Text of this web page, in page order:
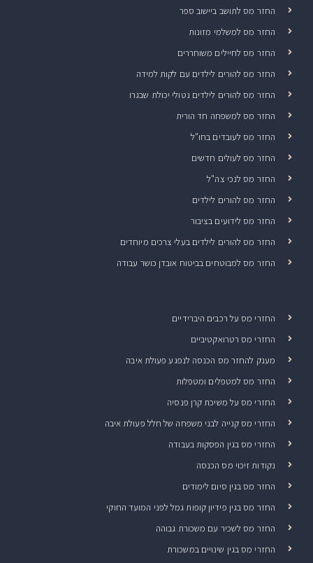
החזר מס לתושב ביישוב ספר
החזר מס למשלמי מזונות
החזר מס לחיילים משוחררים
החזר מס להורים לילדים עם לקות למידה
החזר מס להורים לילדים נטולי יכולת שבגרו
החזר מס למשפחה חד הורית
החזר מס לעובדים בחו"ל
החזר מס לעולים חדשים
החזר מס לנכי צה"ל
החזר מס להורים לילדים
החזר מס לידועים בציבור
החזר מס להורים לילדים בעלי צרכים מיוחדים
החזר מס למבוטחים בביטוח אובדן כושר עבודה
החזרי מס על רכבים היברידיים
החזרי מס רטרואקטיביים
מענק להחזר מס הכנסה לנפגע פעולת איבה
החזר מס למטפלים ומטפלות
החזרי מס על משיכת קרן פנסיה
החזרי מס קנייה לבני משפחה של חלל פעולת איבה
החזרי מס בגין הפסקות בעבודה
נקודות זיכוי מס הכנסה
החזר מס בגין סיום לימודים
החזר מס בגין פידיון קופות גמל לפני המועד החוקי
החזר מס לשכיר עם משכורת גבוהה
החזרי מס בגין שינויים במשכורת